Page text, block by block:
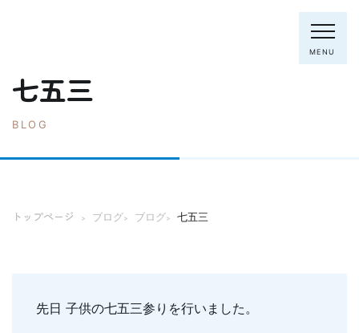
MENU
電話：0795-82-8281
歯列矯正(主に成人)
七五三
BLOG
トップページ > ブログ> ブログ> 七五三
先日 子供の七五三参りを行いました。